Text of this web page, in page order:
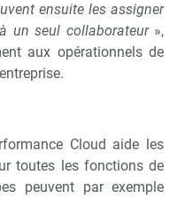
ensuite les assigner
un seul collaborateur»,
aux opérationnels de
Cloud aide les
toutes les fonctions de
peuvent par exemple